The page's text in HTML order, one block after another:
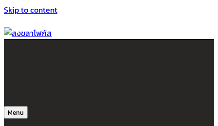
Skip to content
Menu